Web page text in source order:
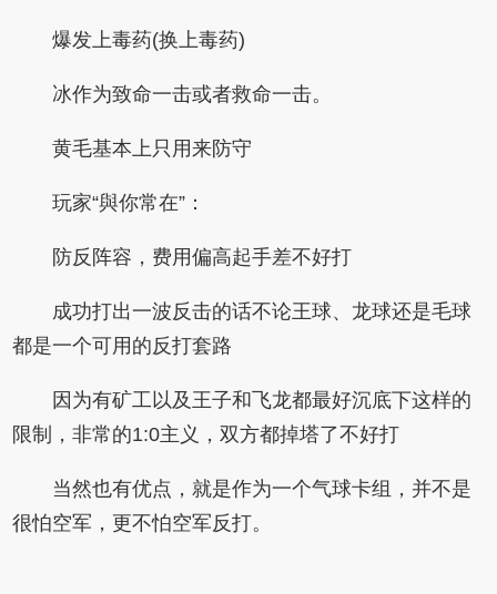
爆发上毒药(换上毒药)
冰作为致命一击或者救命一击。
黄毛基本上只用来防守
玩家“與你常在”：
防反阵容，费用偏高起手差不好打
成功打出一波反击的话不论王球、龙球还是毛球
都是一个可用的反打套路
因为有矿工以及王子和飞龙都最好沉底下这样的
限制，非常的1:0主义，双方都掉塔了不好打
当然也有优点，就是作为一个气球卡组，并不是
很怕空军，更不怕空军反打。